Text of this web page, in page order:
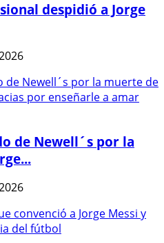
despidió a Jorge
de Newell´s por la